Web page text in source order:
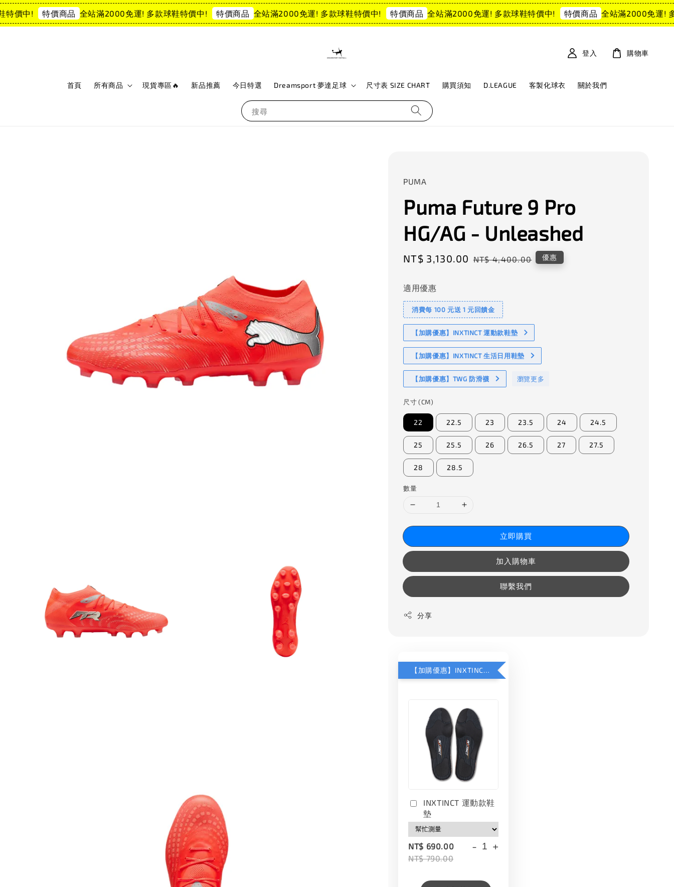
價中! 特價商品 全站滿2000免運! 多款球鞋特價中! 特價商品 全站滿2000免運! 多款球鞋特價中! 特價商品 全站滿2000免運! 多款球鞋特價中! 特價商品 全站滿2000免運! 多
搜尋
首頁 所有商品 現貨專區🔥 新品推薦 今日特選 Dreamsport 夢達足球 尺寸表 SIZE CHART 購買須知 D.LEAGUE 客製化球衣 關於我們
登入 購物車
PUMA
Puma Future 9 Pro
HG/AG - Unleashed
Sale
NT$ 3,130.00 Regular
NT$ 4,400.00 優惠
適用優惠
消費每 100 元送 1 元回饋金
【加購優惠】INXTINCT 運動款鞋墊
【加購優惠】INXTINCT 生活日用鞋墊
【加購優惠】TWG 防滑襪 瀏覽更多
尺寸 (CM)
22 22.5 23 23.5 24 24.5
25 25.5 26 26.5 27 27.5
28 28.5
數量
立即購買
加入購物車
聯繫我們
分享
【加購優惠】INXTINCT 運動款鞋墊
INXTINCT 運動款鞋
墊
NT$ 690.00
NT$ 790.00
- +